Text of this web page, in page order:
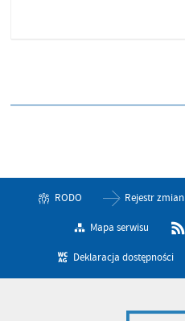
RODO Rejestr zmian
Mapa serwisu
Deklaracja dostępności